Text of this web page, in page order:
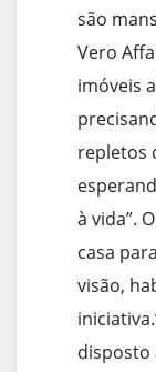
são
Vero
imóveis
repletos
à vida”.
casa
visão,
disposto